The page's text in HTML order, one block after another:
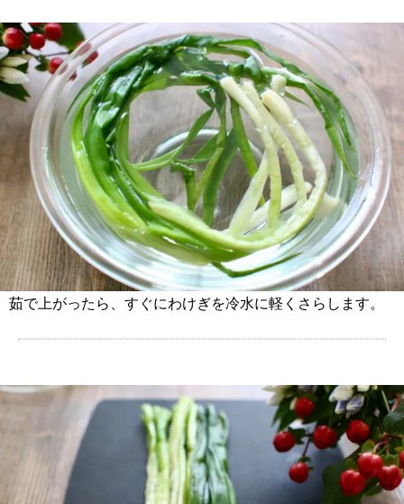
茹で上がったら、すぐにわけぎを冷水に軽くさらします。